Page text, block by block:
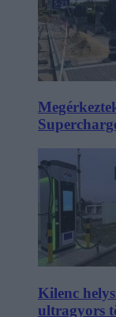
Kilenc
ultragyors